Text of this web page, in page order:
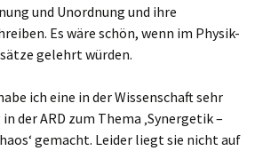
und Unordnung und ihre
Es wäre schön, wenn im Physik-
gelehrt würden.
ich eine in der Wissenschaft sehr
der ARD zum Thema ‚Synergetik –
gemacht. Leider liegt sie nicht auf